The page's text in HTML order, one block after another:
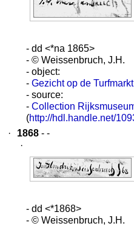
- dd <*na 1865>
- © Weissenbruch, J.H.
- object:
- Gezicht op de
- source:
- Collection
(http://hdl.handle.net/
·
1868 - -
·
- dd <*1868>
- © Weissenbruch, J.H.